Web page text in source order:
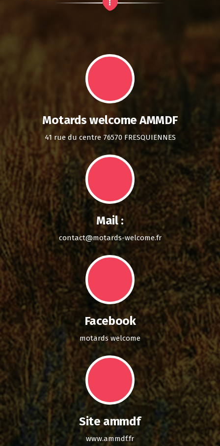
Motards welcome AMMDF
41 rue du centre 76570 FRESQUIENNES
Mail :
contact@motards-welcome.fr
Facebook
motards welcome
Site ammdf
www.ammdf.fr